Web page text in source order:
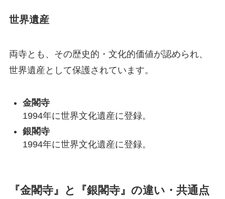
世界遺産
両寺とも、その歴史的・文化的価値が認められ、
世界遺産として保護されています。
金閣寺
1994年に世界文化遺産に登録。
銀閣寺
1994年に世界文化遺産に登録。
『金閣寺』と『銀閣寺』の違い・共通点